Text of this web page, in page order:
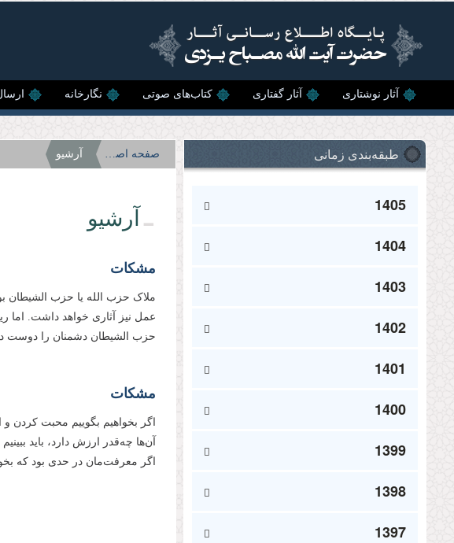
آثار نوشتاری آثار گفتاری کتاب‌های صوتی نگارخانه
طبقه‌بندی زمانی
1405
1404
1403
1402
1401
1400
1399
1398
1397
صفحه اصلی آرشیو
آرشیو
مشکات
ملاک حزب‌ الله یا حزب الشیطان
عمل نیز آثاری خواهد داشت.
حزب الشیطان دشمنان را دوست
مشکات
اگر بخواهیم بگوییم محبت کردن
آن‌ها چه‌‌قدر ارزش دارد، باید
اگر معرفت‌مان در حدی بود که